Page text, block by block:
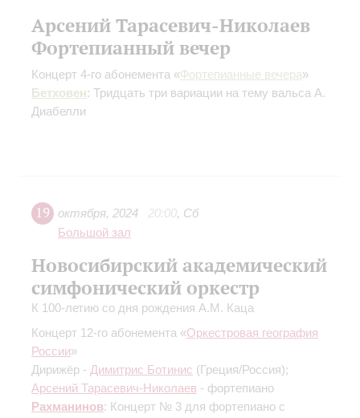
Арсений Тарасевич-Николаев
Фортепианный вечер
Концерт 4-го абонемента «Фортепианные вечера»
Бетховен: Тридцать три вариации на тему вальса А.
Диабелли
19 октября, 2024 20:00, Сб
Большой зал
Новосибирский академический
симфонический оркестр
К 100-летию со дня рождения А.М. Каца
Концерт 12-го абонемента «Оркестровая география
России»
Дирижёр - Димитрис Ботинис (Греция/Россия);
Арсений Тарасевич-Николаев - фортепиано
Рахманинов: Концерт № 3 для фортепиано с